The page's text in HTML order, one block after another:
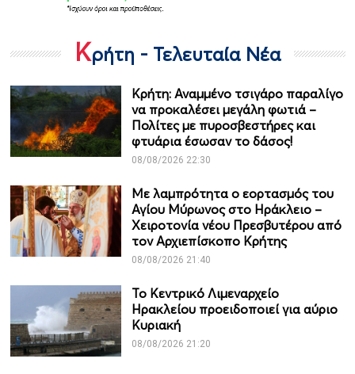
Κρήτη - Τελευταία Νέα
Κρήτη: Αναμμένο τσιγάρο παραλίγο
να προκαλέσει μεγάλη φωτιά –
Πολίτες με πυροσβεστήρες και
φτυάρια έσωσαν το δάσος!
08/08/2026 22:30
Με λαμπρότητα ο εορτασμός του
Αγίου Μύρωνος στο Ηράκλειο –
Χειροτονία νέου Πρεσβυτέρου από
τον Αρχιεπίσκοπο Κρήτης
08/08/2026 21:40
Το Κεντρικό Λιμεναρχείο
Ηρακλείου προειδοποιεί για αύριο
Κυριακή
08/08/2026 21:20